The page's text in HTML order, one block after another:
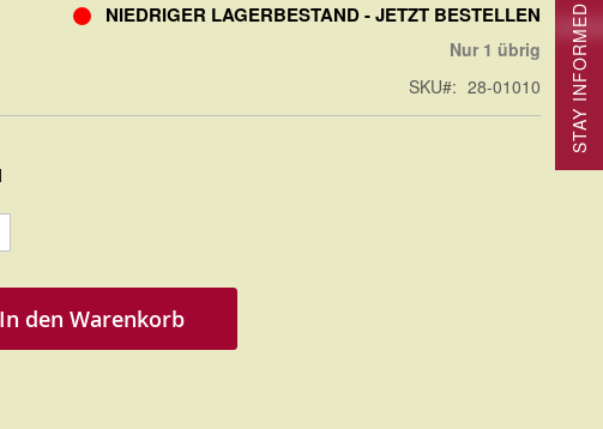
NIEDRIGER LAGERBESTAND - JETZT BESTELLEN
Nur 1 übrig
SKU
28-01010
In den Warenkorb
STAY INFORMED